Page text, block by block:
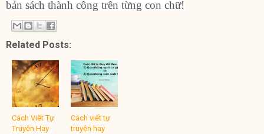
bản sách thành công trên từng con chữ!
Related Posts:
Cách Viết Tự
Truyện Hay
Cách viết tự
truyện hay